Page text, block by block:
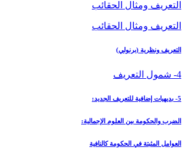
التعريف ومثال الحقائب
التعريف ومثال الحقائب
التعريف ونظرية (برنولي)
4- شمول التعريف
5- بديهيات إضافية للتعريف الجديد:
الضرب والحكومة بين العلوم الإجمالية:
العوامل المثبتة في الحكومة كالنافية